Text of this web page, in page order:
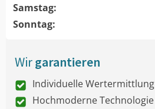
Samstag:
Sonntag:
Wirgarantieren
Individuelle Wertermittlung
Hochmoderne Technologie